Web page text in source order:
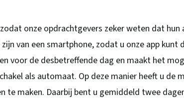
onze opdrachtgevers zeker weten dat hun
van een smartphone, zodat u onze app kunt
voor de desbetreffende dag en maakt het
als automaat. Op deze manier heeft u de
te maken. Daarbij bent u gemiddeld twee